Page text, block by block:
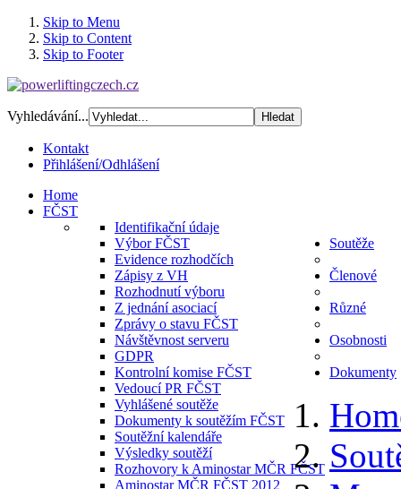
Skip to Menu
Skip to Content
Skip to Footer
Vyhledávání...
Kontakt
Přihlášení/Odhlášení
Home
FČST
Identifikační údaje
Výbor FČST
Evidence rozhodčích
Zápisy z VH
Rozhodnutí výboru
Z jednání asociací
Zprávy o stavu FČST
Návštěvnost serveru
GDPR
Kontrolní komise FČST
Vedoucí PR FČST
Soutěže
Vyhlášené soutěže
Dokumenty k soutěžím FČST
Soutěžní kalendáře
Výsledky soutěží
Rozhovory k Aminostar MČR FČST
Aminostar MČR FČST 2012
Členové
Různé
Osobnosti
Dokumenty